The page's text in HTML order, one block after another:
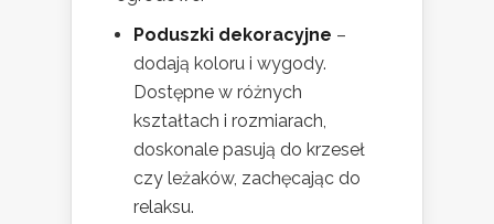
Poduszki dekoracyjne –
dodają koloru i wygody.
Dostępne w różnych
kształtach i rozmiarach,
doskonale pasują do krzeseł
czy leżaków, zachęcając do
relaksu.